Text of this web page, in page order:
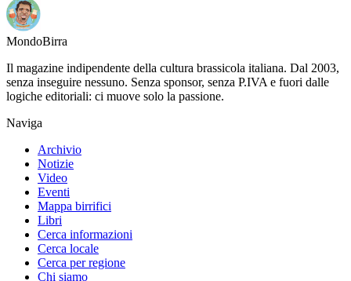
MondoBirra
Il magazine indipendente della cultura brassicola italiana. Dal 2003,
senza inseguire nessuno. Senza sponsor, senza P.IVA e fuori dalle
logiche editoriali: ci muove solo la passione.
Naviga
Archivio
Notizie
Video
Eventi
Mappa birrifici
Libri
Cerca informazioni
Cerca locale
Cerca per regione
Chi siamo